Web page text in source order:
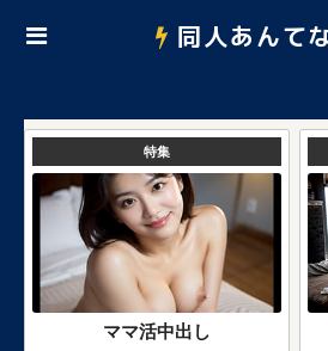
同人あんて
特集
ママ活中出し